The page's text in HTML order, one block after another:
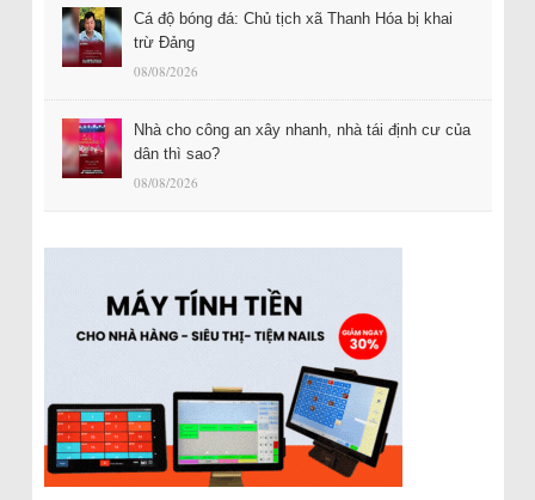
Cá độ bóng đá: Chủ tịch xã Thanh Hóa bị khai
trừ Đảng
08/08/2026
Nhà cho công an xây nhanh, nhà tái định cư của
dân thì sao?
08/08/2026